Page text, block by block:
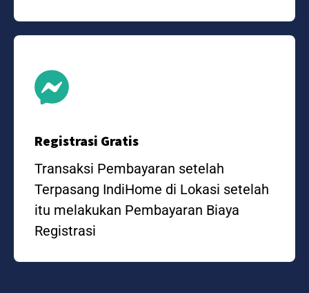
Registrasi Gratis
Transaksi Pembayaran setelah
Terpasang IndiHome di Lokasi setelah
itu melakukan Pembayaran Biaya
Registrasi